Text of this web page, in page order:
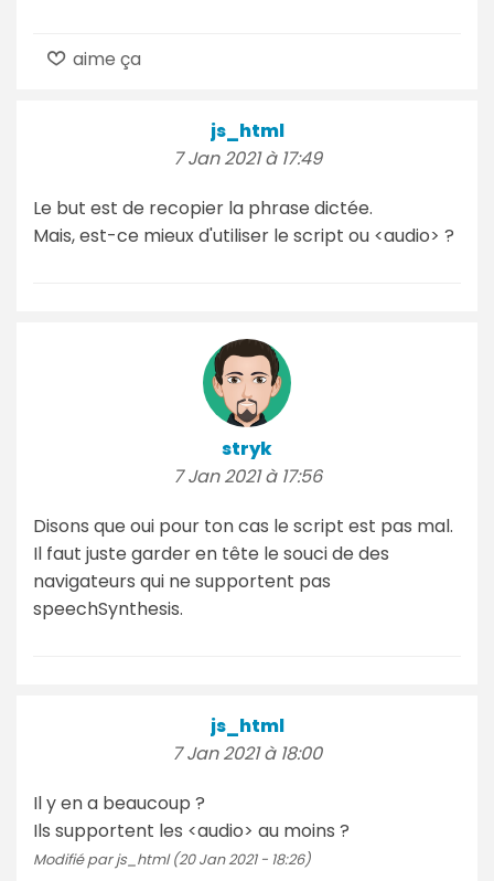
aime ça
js_html
7 Jan 2021 à 17:49
Le but est de recopier la phrase dictée.
Mais, est-ce mieux d'utiliser le script ou <audio> ?
stryk
7 Jan 2021 à 17:56
Disons que oui pour ton cas le script est pas mal.
Il faut juste garder en tête le souci de des
navigateurs qui ne supportent pas
speechSynthesis.
js_html
7 Jan 2021 à 18:00
Il y en a beaucoup ?
Ils supportent les <audio> au moins ?
Modifié par js_html (20 Jan 2021 - 18:26)